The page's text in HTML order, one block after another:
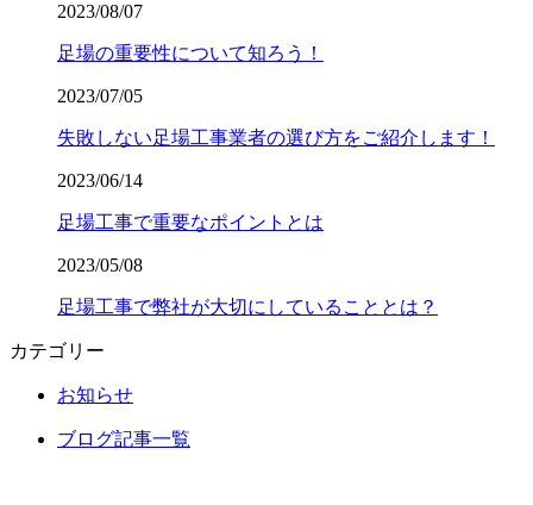
2023/08/07
足場の重要性について知ろう！
2023/07/05
失敗しない足場工事業者の選び方をご紹介します！
2023/06/14
足場工事で重要なポイントとは
2023/05/08
足場工事で弊社が大切にしていることとは？
カテゴリー
お知らせ
ブログ記事一覧